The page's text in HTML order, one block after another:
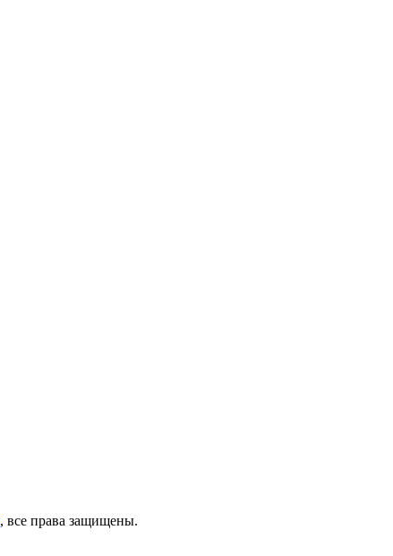
, все права защищены.